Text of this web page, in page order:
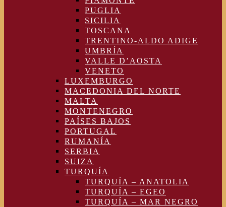
PUGLIA
SICILIA
TOSCANA
TRENTINO-ALDO ADIGE
UMBRÍA
VALLE D’AOSTA
VENETO
LUXEMBURGO
MACEDONIA DEL NORTE
MALTA
MONTENEGRO
PAÍSES BAJOS
PORTUGAL
RUMANÍA
SERBIA
SUIZA
TURQUÍA
TURQUÍA – ANATOLIA
TURQUÍA – EGEO
TURQUÍA – MAR NEGRO